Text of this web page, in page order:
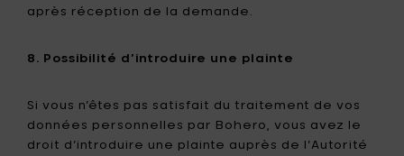
après réception de la demande.
8. Possibilité d’introduire une plainte
Si vous n’êtes pas satisfait du traitement de vos
données personnelles par Bohero, vous avez le
droit d’introduire une plainte auprès de l’Autorité